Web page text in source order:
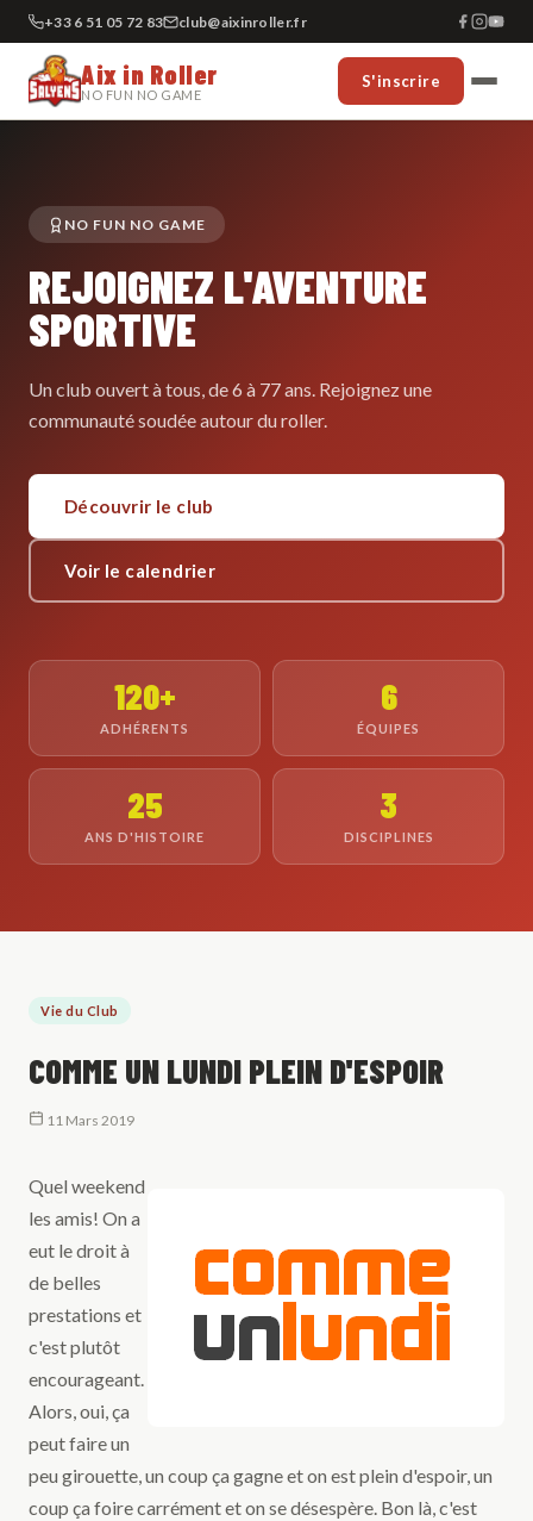
+33 6 51 05 72 83 club@aixinroller.fr
Aix in Roller
NO FUN NO GAME
S'inscrire
NO FUN NO GAME
REJOIGNEZ L'AVENTURE
SPORTIVE
Un club ouvert à tous, de 6 à 77 ans. Rejoignez une
communauté soudée autour du roller.
Découvrir le club
Voir le calendrier
120+
ADHÉRENTS
6
ÉQUIPES
25
ANS D'HISTOIRE
3
DISCIPLINES
Vie du Club
COMME UN LUNDI PLEIN D'ESPOIR
11 Mars 2019
Quel weekend
les amis! On a
eut le droit à
de belles
prestations et
c'est plutôt
encourageant.
Alors, oui, ça
peut faire un
peu girouette, un coup ça gagne et on est plein d'espoir, un
coup ça foire carrément et on se désespère. Bon là, c'est